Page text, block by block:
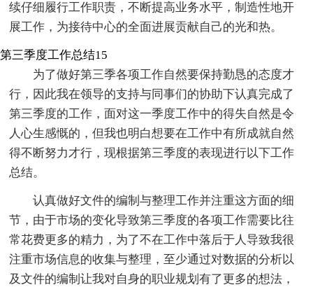
续仔细履行工作职责，不断提高业务水平，制造性地开
展工作，为接待中心的全面进展贡献自己的光和热。
第三季度工作总结15
为了做好第三季各项工作自然要保持勤恳的态度才
行，因此我在领导的支持与同事们的协助下认真完成了
第三季度的工作，面对这一季度工作中的得失自然是令
人心生感慨的，但我也明白想要在工作中有所成就自然
得不断努力才行，现根据第三季度的表现进行以下工作
总结。
认真做好文件的编制与整理工作并注重这方面的细
节，由于市场的变化导致第三季度的各项工作需要比往
常花费更多的精力，为了不在工作中落后于人导致我很
注重市场信息的收集与整理，至少通过对数据的分析以
及文件的编制让我对自身的职业规划有了更多的想法，